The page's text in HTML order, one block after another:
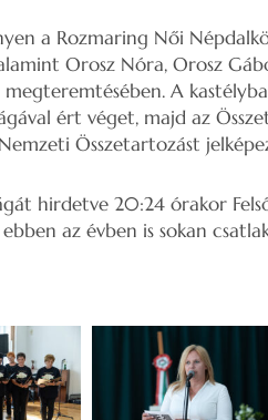
a Rozmaring Női
Orosz Nóra, Orosz
A
ért véget, majd az
Összetartozást
hirdetve 20:24 órakor
az évben is sokan